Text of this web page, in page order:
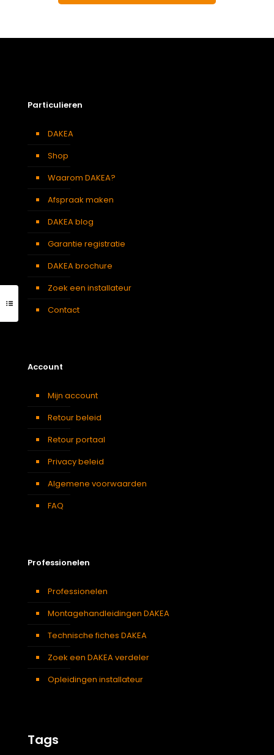
Particulieren
DAKEA
Shop
Waarom DAKEA?
Afspraak maken
DAKEA blog
Garantie registratie
DAKEA brochure
Zoek een installateur
Contact
Account
Mijn account
Retour beleid
Retour portaal
Privacy beleid
Algemene voorwaarden
FAQ
Professionelen
Professionelen
Montagehandleidingen DAKEA
Technische fiches DAKEA
Zoek een DAKEA verdeler
Opleidingen installateur
Tags